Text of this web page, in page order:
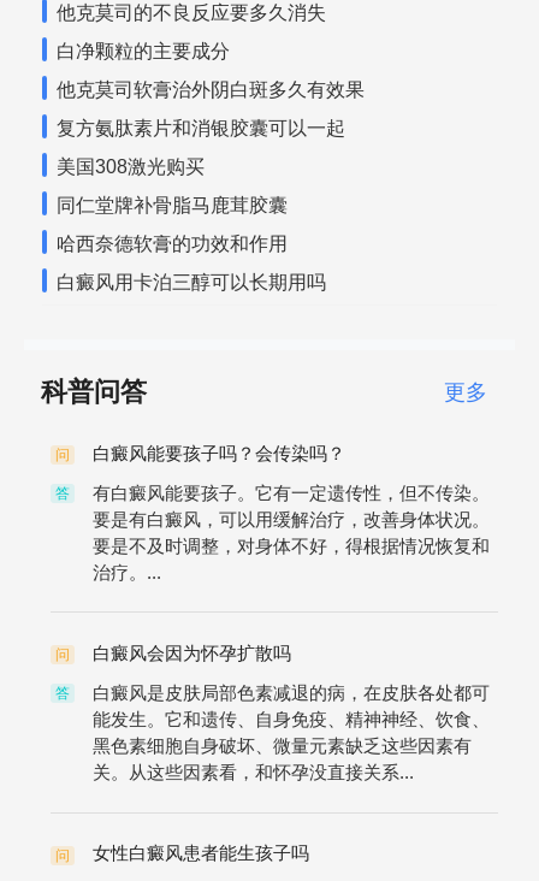
他克莫司的不良反应要多久消失
白净颗粒的主要成分
他克莫司软膏治外阴白斑多久有效果
复方氨肽素片和消银胶囊可以一起
美国308激光购买
同仁堂牌补骨脂马鹿茸胶囊
哈西奈德软膏的功效和作用
白癜风用卡泊三醇可以长期用吗
科普问答 更多
问 白癜风能要孩子吗？会传染吗？
答
有白癜风能要孩子。它有一定遗传性，但不传染。
要是有白癜风，可以用缓解治疗，改善身体状况。
要是不及时调整，对身体不好，得根据情况恢复和
治疗。...
问 白癜风会因为怀孕扩散吗
答
白癜风是皮肤局部色素减退的病，在皮肤各处都可
能发生。它和遗传、自身免疫、精神神经、饮食、
黑色素细胞自身破坏、微量元素缺乏这些因素有
关。从这些因素看，和怀孕没直接关系...
问 女性白癜风患者能生孩子吗